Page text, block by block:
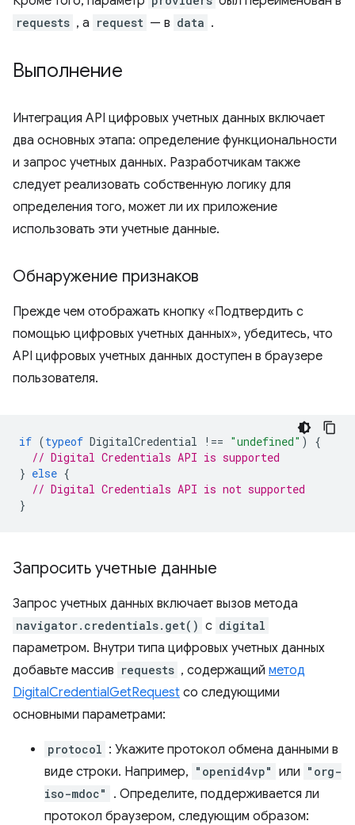
requests , а request — в data .
Выполнение
Интеграция API цифровых учетных данных включает
два основных этапа: определение функциональности
и запрос учетных данных. Разработчикам также
следует реализовать собственную логику для
определения того, может ли их приложение
использовать эти учетные данные.
Обнаружение признаков
Прежде чем отображать кнопку «Подтвердить с
помощью цифровых учетных данных», убедитесь, что
API цифровых учетных данных доступен в браузере
пользователя.
if (typeof DigitalCredential !== "undefined" )
{
// Digital Credentials API is supported
} else {
// Digital Credentials API is not supported
}
Запросить учетные данные
Запрос учетных данных включает вызов метода
navigator.credentials.get() с digital
параметром. Внутри типа цифровых учетных данных
добавьте массив requests , содержащий метод
DigitalCredentialGetRequest со следующими
основными параметрами:
protocol : Укажите протокол обмена данными в
виде строки. Например, "openid4vp" или "org-
iso-mdoc"
. Определите, поддерживается ли
протокол браузером, следующим образом: